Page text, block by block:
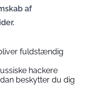
af
fuldstændig
hackere
beskytter du dig